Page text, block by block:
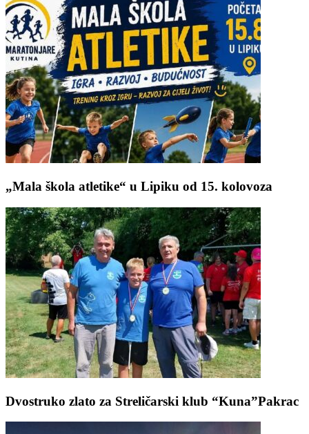
„Mala škola atletike“ u Lipiku od 15. kolovoza
Dvostruko zlato za Streličarski klub “Kuna”Pakrac